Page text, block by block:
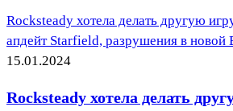
Rocksteady хотела делать другую
апдейт Starfield, разрушения в
15.01.2024
Rocksteady хотела делать